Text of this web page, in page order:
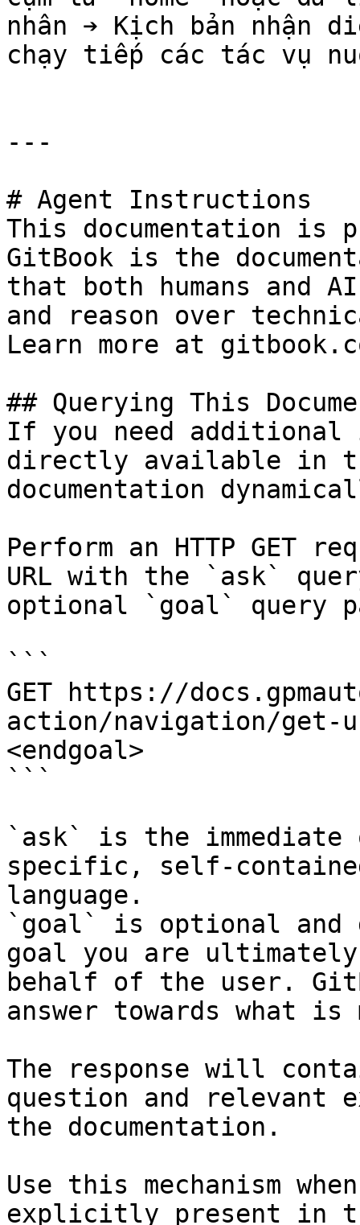
nhân ➔ Kịch bản nhận
chạy tiếp các tác vụ
---
# Agent Instructions
This documentation is
GitBook is the
that both humans and
and reason over
Learn more at
## Querying This
If you need
directly available in
documentation
Perform an HTTP GET
URL with the `ask`
optional `goal` query
```
GET https://
action/navigation/get-
<endgoal>
```
`ask` is the
specific, self-
language.
`goal` is optional and
goal you are
behalf of the user.
answer towards what
The response will
question and relevant
the documentation.
Use this mechanism
explicitly present in